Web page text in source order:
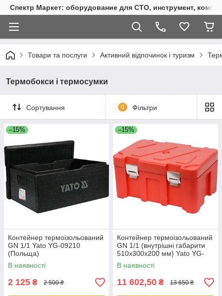
Спектр Маркет: оборудование для СТО, инструмент,
Товари та послуги Активний відпочинок і туризм
Термобокси і термосумки
Сортування 0 Фільтри
–15%
Контейнер термоізольований
GN 1/1 Yato YG-09210
(Польща)
В наявності
2 125 ₴ 2 500 ₴
–15%
Контейнер термоізольований
GN 1/1 (внутрішні габарити
510х300х200 мм) Yato YG-
09250 (Польща)
В наявності
11 602,50 ₴ 13 650 ₴